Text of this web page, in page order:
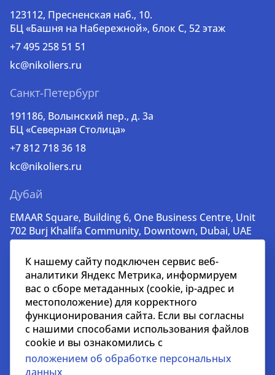
123112, Пресненская наб., 10.
БЦ «Башня на Набережной», блок С, 52 этаж
+7 495 258 51 51
kc@nikoliers.ru
Санкт-Петербург
191186, Волынский пер., д. 3a
БЦ «Северная Столица»
+7 812 718 36 18
kc@nikoliers.ru
Дубай
EMAAR Square, Building 6, One Business Centre, Unit
702 Burj Khalifa Community, Downtown, Dubai, UAE
lead@nikoliers-global.com
© nikoliers.ru 1994 - 2026
Все права защищены
Информация, представленная на странице, носит
информативный характер и не является
распространителем рекламных материалов
К нашему сайту подключен сервис веб-
аналитики Яндекс Метрика, информируем
вас о сборе метаданных (cookie, ip-адрес и
местоположение) для корректного
функционирования сайта. Если вы согласны
с нашими способами использования файлов
cookie и вы ознакомились с
положением об обработке персональных
данных